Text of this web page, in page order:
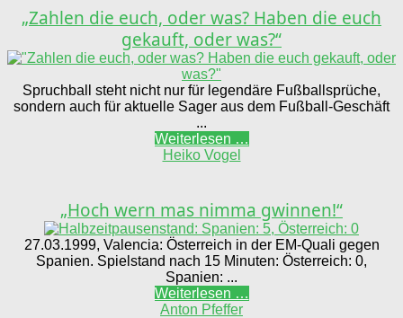
„Zahlen die euch, oder was? Haben die euch
gekauft, oder was?“
Spruchball steht nicht nur für legendäre Fußballsprüche,
sondern auch für aktuelle Sager aus dem Fußball-Geschäft
...
Weiterlesen …
Heiko Vogel
„Hoch wern mas nimma gwinnen!“
27.03.1999, Valencia: Österreich in der EM-Quali gegen
Spanien. Spielstand nach 15 Minuten: Österreich: 0,
Spanien: ...
Weiterlesen …
Anton Pfeffer